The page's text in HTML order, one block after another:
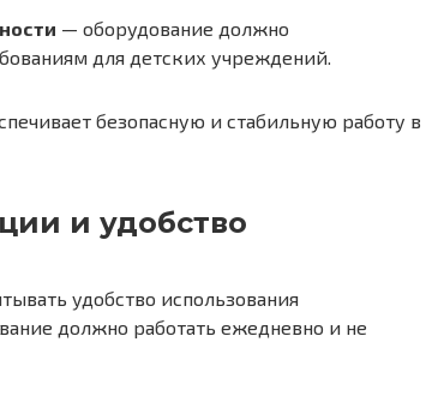
— оборудование должно
для детских учреждений.
безопасную и стабильную работу в
и удобство
удобство использования
должно работать ежедневно и не